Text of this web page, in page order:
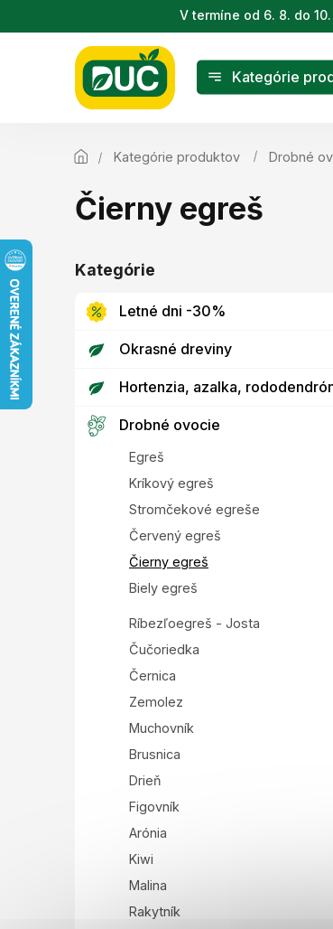
na
V termíne od 6. 8. do
Kategórie
Kategórie produktov Drobné
Čierny egreš
o
Preskočiť
Kategórie
Letné dni -30%
Okrasné dreviny
Hortenzia, azalka,
Drobné ovocie
Egreš
Kríkový egreš
Stromčekové egreše
Červený egreš
Čierny egreš
Biely egreš
Ríbezľoegreš - Josta
Čučoriedka
Černica
Zemolez
Muchovník
Brusnica
Drieň
Figovník
Arónia
Kiwi
Malina
Rakytník